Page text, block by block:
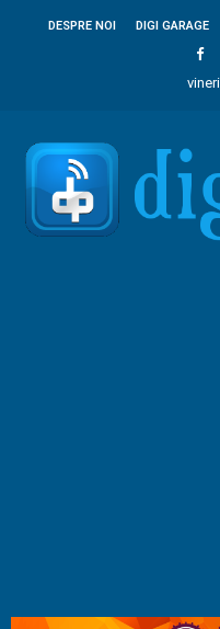
DESPRE NOI DIGI GARAGE